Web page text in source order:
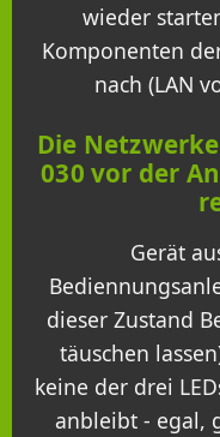
wieder
Komponenten
nach (LAN
Die
030 vor der
Gerät
dieser Zustand
täuschen
keine der drei
anbleibt - egal,